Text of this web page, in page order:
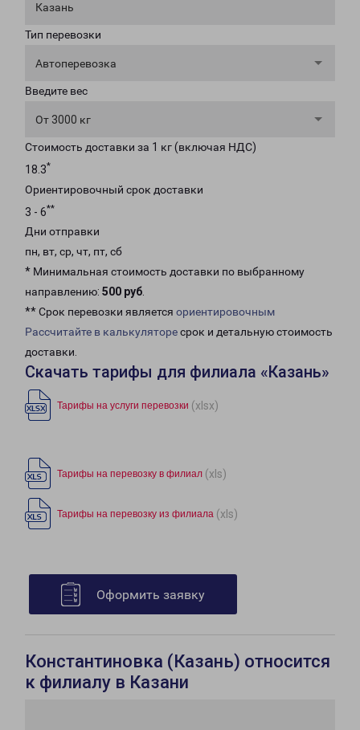
Казань
Тип перевозки
Автоперевозка
Введите вес
От 3000 кг
Стоимость доставки за 1 кг (включая НДС)
18.3*
Ориентировочный срок доставки
3 - 6**
Дни отправки
пн, вт, ср, чт, пт, сб
* Минимальная стоимость доставки по выбранному
направлению: 500 руб.
** Срок перевозки является ориентировочным
Рассчитайте в калькуляторесрок и детальную стоимость
доставки.
Скачать тарифы для филиала «Казань»
Тарифы на услуги перевозки (xlsx)
Тарифы на перевозку в филиал (xls)
Тарифы на перевозку из филиала (xls)
Оформить заявку
Константиновка (Казань) относится
к филиалу в Казани